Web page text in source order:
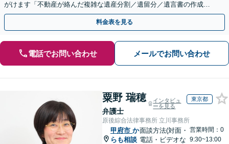
がけます「不動産が絡んだ複雑な遺産分割／遺留分／遺言書の作成・
執行／事業承継など、お任せください」【休日相談あり】
料金表を見る
電話でお問い合わせ メールでお問い合わせ
粟野 瑞穂
弁護士
インタビュ
ーを見る
東京都
原後綜合法律事務所 立川事務所
甲府市 か
らも相談
面談方法(対面・
電話・ビデオな
営業時間：0
9:30~13:00